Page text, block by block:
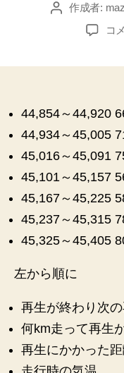
投 作成者:
2022
生
記
②
へ
の
コ
44,854～44,920
44,934～45,005
45,016～45,091
45,101～45,157
45,167～45,225
45,237～45,315
45,325～45,405
左から順に
再生が終わり次
何km走って再生
再生にかかった